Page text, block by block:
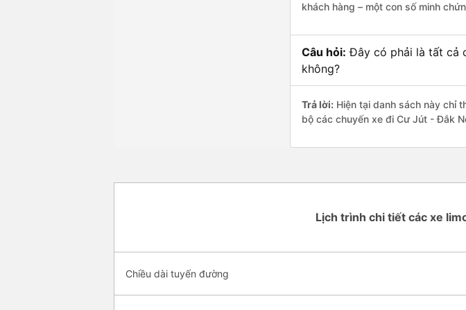
khách hàng – một con số minh
Câu hỏi: Đây có phải là tất cả
không?
Trả lời: Hiện tại danh sách này chỉ
bộ các chuyến xe đi Cư Jút - Đắk
Lịch trình chi tiết các xe
Chiều dài tuyến đường